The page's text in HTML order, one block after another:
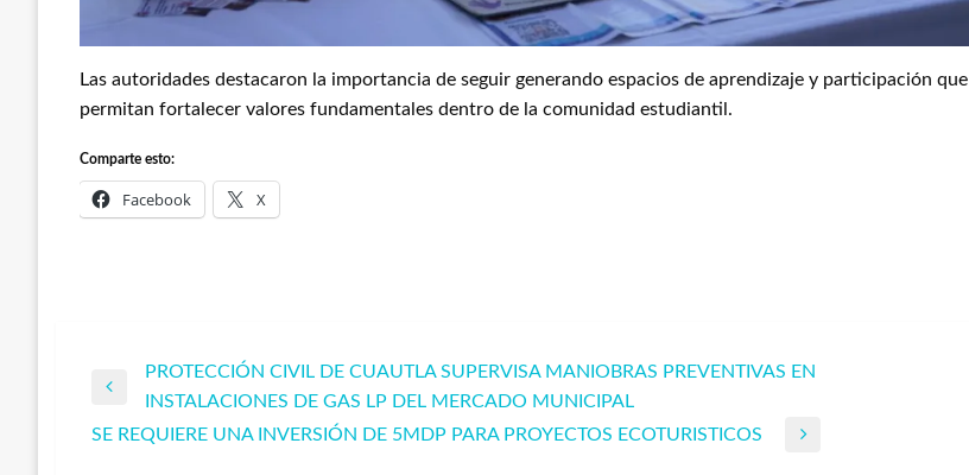
Las autoridades destacaron la importancia de seguir generando espacios de aprendizaje y participación que
permitan fortalecer valores fundamentales dentro de la comunidad estudiantil.
Comparte esto:
Facebook X
Navegación
de
Entrada
anterior
PROTECCIÓN CIVIL DE CUAUTLA SUPERVISA MANIOBRAS PREVENTIVAS EN
INSTALACIONES DE GAS LP DEL MERCADO MUNICIPAL
Entrada
SE REQUIERE UNA INVERSIÓN DE 5MDP PARA PROYECTOS ECOTURISTICOS